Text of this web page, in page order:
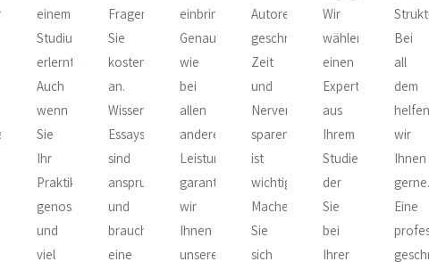
einem
Studium
erlernt.
Auch
wenn
Sie
Ihr
Praktikum
genossen
und
viel
Fragen
Sie
kostenlos
an.
Wissenschaftliche
Essays
sind
anspruchsvoll
und
brauchen
eine
einbringen.
Genau
wie
bei
allen
anderen
Leistungen
garantieren
wir
Ihnen
unsere
Autoren
geschrieben.
Zeit
und
Nerven
sparen
ist
wichtig.
Machen
Sie
sich
Wir
wählen
einen
Experten
aus
Ihrem
Studienfach,
der
Sie
bei
Ihrer
Bei
all
dem
wir
Ihnen
Eine